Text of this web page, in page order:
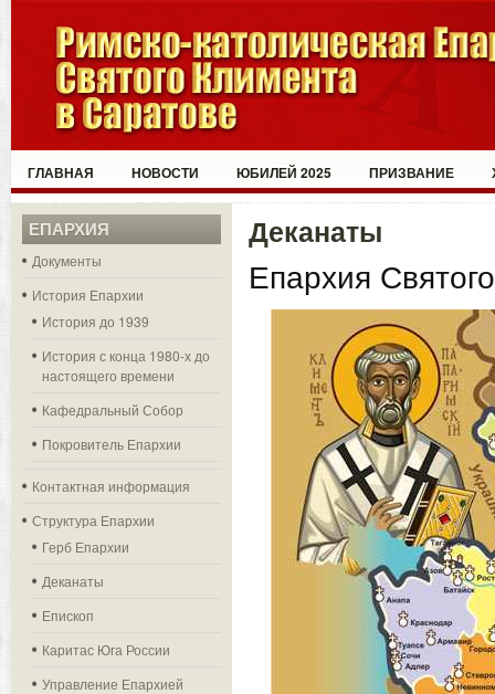
ГЛАВНАЯ НОВОСТИ ЮБИЛЕЙ 2025 ПРИЗВАНИЕ
ЕПАРХИЯ
Документы
История Епархии
История до 1939
История с конца 1980-х до
настоящего времени
Кафедральный Собор
Покровитель Епархии
Контактная информация
Структура Епархии
Герб Епархии
Деканаты
Епископ
Каритас Юга России
Управление Епархией
Деканаты
Епархия